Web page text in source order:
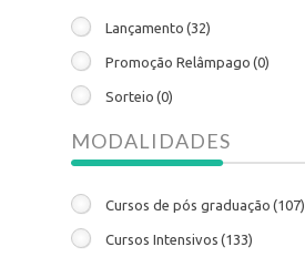
Lançamento (32)
Promoção Relâmpago (0)
Sorteio (0)
MODALIDADES
Cursos de pós graduação (107)
Cursos Intensivos (133)